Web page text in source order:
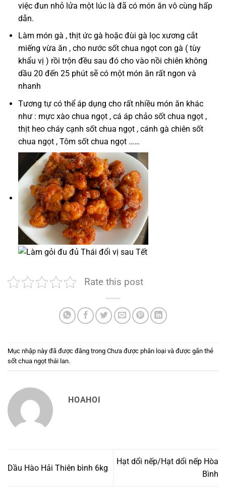
việc đun nhỏ lửa một lúc là đã có món ăn vô cùng hấp
dẫn.
Làm món gà , thịt ức gà hoặc đùi gà lọc xương cắt
miếng vừa ăn , cho nước sốt chua ngọt con gà ( tùy
khẩu vị ) rồi trộn đều sau đó cho vào nồi chiên không
dầu 20 đến 25 phút sẽ có một món ăn rất ngon và
nhanh
Tương tự có thể áp dụng cho rất nhiều món ăn khác
như : mực xào chua ngọt , cá áp chảo sốt chua ngọt ,
thịt heo cháy cạnh sốt chua ngọt , cánh gà chiên sốt
chua ngọt , Tôm sốt chua ngọt ……
Rate this post
Mục nhập này đã được đăng trong Chưa được phân loại và được gắn thẻ
sốt chua ngọt thái lan.
HOAHOI
Dầu Hào Hải Thiên bình 6kg
Hạt dổi nếp/Hạt dổi nếp Hòa
Bình